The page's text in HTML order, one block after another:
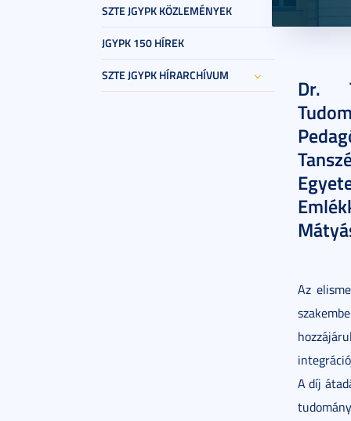
SZTE JGYPK KÖZLEMÉNYEK
JGYPK 150 HÍREK
SZTE JGYPK HÍRARCHÍVUM
Dr.
Az
A díj